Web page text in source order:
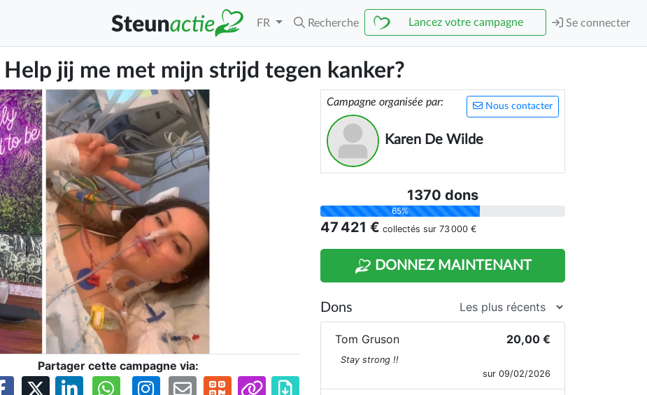
FR Recherche Lancez votre campagne Se connecter
Help jij me met mijn strijd tegen kanker?
Partager cette campagne via:
Nous contacter
Campagne organisée par:
Karen De Wilde
1370 dons
65%
47 421 € collectés sur 73 000 €
DONNEZ MAINTENANT
Dons
Tom Gruson 20,00 €
Stay strong !!
sur 09/02/2026